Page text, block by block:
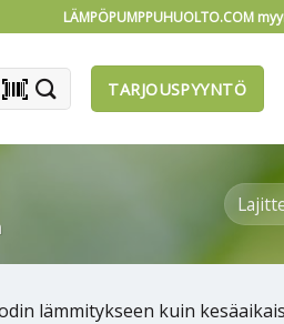
LÄMPÖPUMPPUHUOLTO.COM
barcode_scanner TARJOUSPYYNTÖ
lämmitykseen kuin